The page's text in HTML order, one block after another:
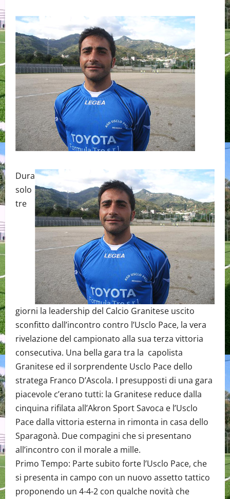
Dura
solo
tre
giorni la leadership del Calcio Granitese uscito
sconfitto dall’incontro contro l’Usclo Pace, la vera
rivelazione del campionato alla sua terza vittoria
consecutiva. Una bella gara tra la capolista
Granitese ed il sorprendente Usclo Pace dello
stratega Franco D’Ascola. I presupposti di una gara
piacevole c’erano tutti: la Granitese reduce dalla
cinquina rifilata all’Akron Sport Savoca e l’Usclo
Pace dalla vittoria esterna in rimonta in casa dello
Sparagonà. Due compagini che si presentano
all’incontro con il morale a mille.
Primo Tempo: Parte subito forte l’Usclo Pace, che
si presenta in campo con un nuovo assetto tattico
proponendo un 4-4-2 con qualche novità che